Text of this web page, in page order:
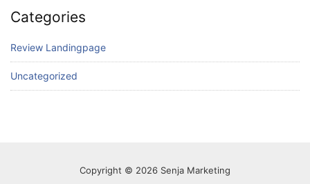
Categories
Review Landingpage
Uncategorized
Copyright © 2026 Senja Marketing